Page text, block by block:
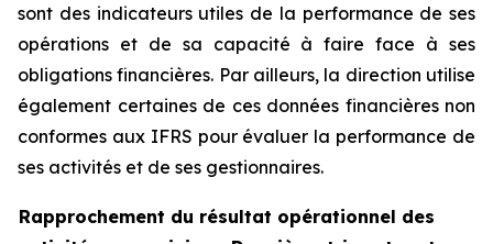
sont des indicateurs utiles de la performance de ses
opérations et de sa capacité à faire face à ses
obligations financières. Par ailleurs, la direction utilise
également certaines de ces données financières non
conformes aux IFRS pour évaluer la performance de
ses activités et de ses gestionnaires.
Rapprochement du résultat opérationnel des